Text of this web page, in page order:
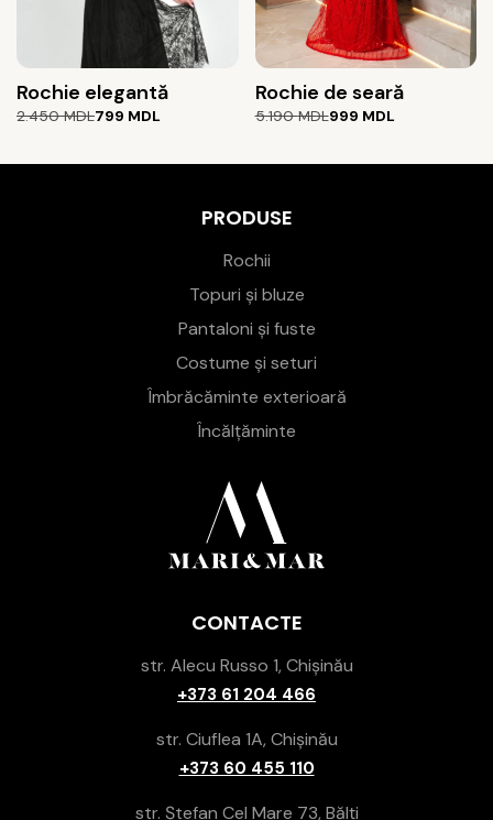
Rochie elegantă
2.450MDL
Prețul
799 MDL
Prețul
Rochie de seară
5.190MDL
Prețul
999 MDL
Prețul
PRODUSE
Rochii
Topuri și bluze
Pantaloni și fuste
Costume și seturi
Îmbrăcăminte exterioară
Încălțăminte
CONTACTE
str. Alecu Russo 1, Chișinău
+373 61 204 466
str. Ciuflea 1A, Chișinău
+373 60 455 110
str. Ștefan Cel Mare 73, Bălți